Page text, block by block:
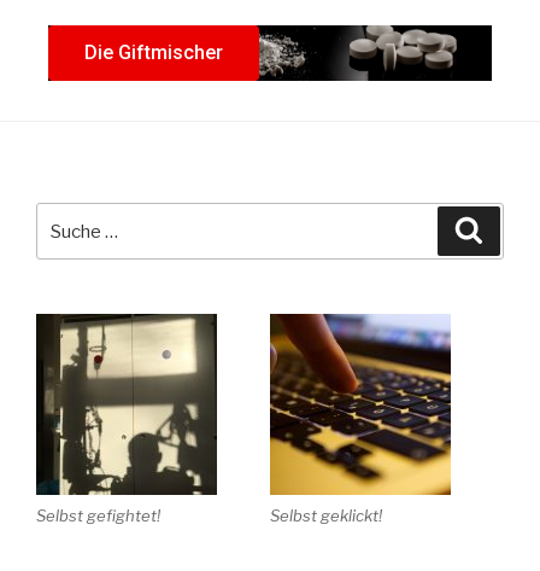
Die Giftmischer
Selbst gefightet! Selbst geklickt!